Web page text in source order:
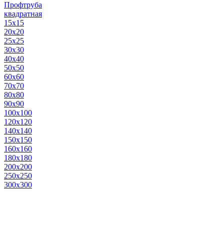
Профтруба
квадратная
15х15
20х20
25х25
30х30
40х40
50х50
60х60
70х70
80х80
90х90
100х100
120х120
140х140
150х150
160х160
180х180
200х200
250х250
300х300